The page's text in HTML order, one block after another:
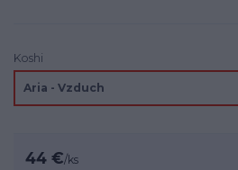
Koshi
44 €/ks